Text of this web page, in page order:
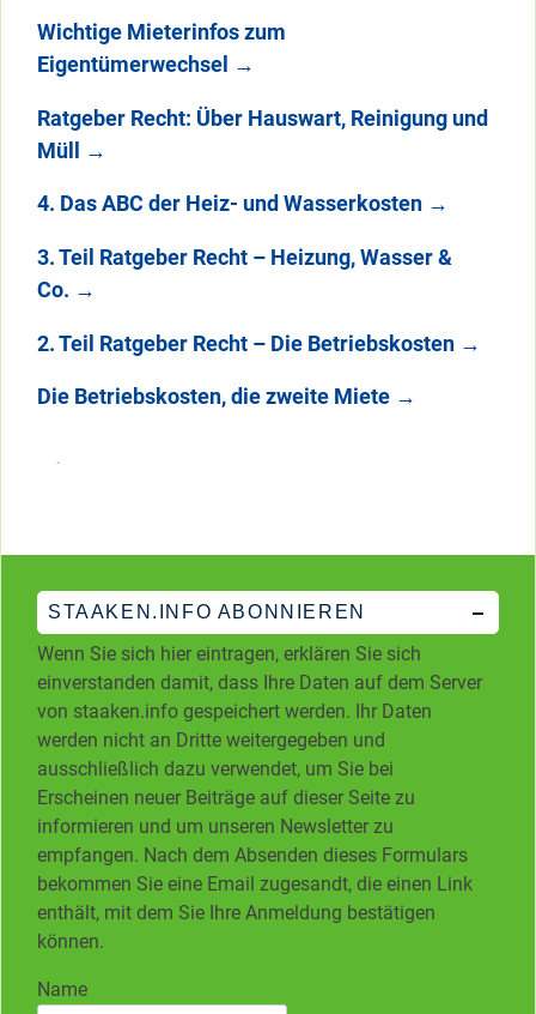
Wichtige Mieterinfos zum
Eigentümerwechsel →
Ratgeber Recht: Über Hauswart, Reinigung und
Müll →
4. Das ABC der Heiz- und Wasserkosten →
3. Teil Ratgeber Recht – Heizung, Wasser &
Co. →
2. Teil Ratgeber Recht – Die Betriebskosten →
Die Betriebskosten, die zweite Miete →
STAAKEN.INFO ABONNIEREN
Wenn Sie sich hier eintragen, erklären Sie sich
einverstanden damit, dass Ihre Daten auf dem Server
von staaken.info gespeichert werden. Ihr Daten
werden nicht an Dritte weitergegeben und
ausschließlich dazu verwendet, um Sie bei
Erscheinen neuer Beiträge auf dieser Seite zu
informieren und um unseren Newsletter zu
empfangen. Nach dem Absenden dieses Formulars
bekommen Sie eine Email zugesandt, die einen Link
enthält, mit dem Sie Ihre Anmeldung bestätigen
können.
Name